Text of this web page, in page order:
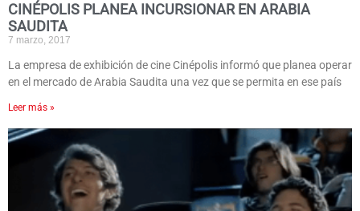
CINÉPOLIS PLANEA INCURSIONAR EN ARABIA
SAUDITA
7 marzo, 2017
La empresa de exhibición de cine Cinépolis informó que planea operar
en el mercado de Arabia Saudita una vez que se permita en ese país
Leer más »